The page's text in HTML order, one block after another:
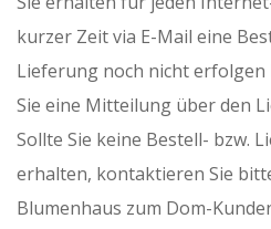
kurzer Zeit via E-Mail eine
Lieferung noch nicht
Sie eine Mitteilung über den
Sollte Sie keine Bestell- bzw.
erhalten, kontaktieren Sie
Blumenhaus zum Dom-